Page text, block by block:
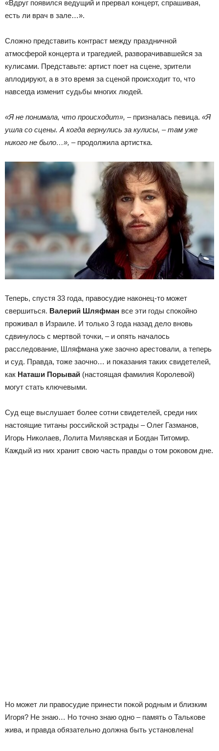
«Вдруг появился ведущий и прервал концерт, спрашивая,
есть ли врач в зале…».
Сложно представить контраст между праздничной
атмосферой концерта и трагедией, разворачивавшейся за
кулисами. Представьте: артист поет на сцене, зрители
аплодируют, а в это время за сценой происходит то, что
навсегда изменит судьбы многих людей.
«Я не понимала, что происходит», – призналась певица. «Я
ушла со сцены. А когда вернулись за кулисы, – там уже
никого не было…», – продолжила артистка.
Теперь, спустя 33 года, правосудие наконец-то может
свершиться. Валерий Шляфман все эти годы спокойно
проживал в Израиле. И только 3 года назад дело вновь
сдвинулось с мертвой точки, – и опять началось
расследование, Шляфмана уже заочно арестовали, а теперь
и суд. Правда, тоже заочно… и показания таких свидетелей,
как Наташи Порывай (настоящая фамилия Королевой)
могут стать ключевыми.
Суд еще выслушает более сотни свидетелей, среди них
настоящие титаны российской эстрады – Олег Газманов,
Игорь Николаев, Лолита Милявская и Богдан Титомир.
Каждый из них хранит свою часть правды о том роковом дне.
Но может ли правосудие принести покой родным и близким
Игоря? Не знаю… Но точно знаю одно – память о Талькове
жива, и правда обязательно должна быть установлена!